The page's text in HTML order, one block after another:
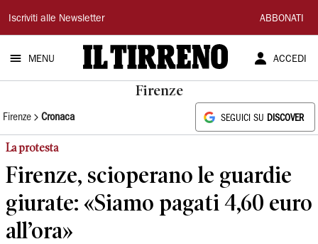
Il
Tirreno
Iscriviti alle Newsletter ABBONATI
MENU ACCEDI
Firenze
Firenze Cronaca SEGUICI SU DISCOVER
La protesta
Firenze, scioperano le guardie
giurate: «Siamo pagati 4,60 euro
all’ora»